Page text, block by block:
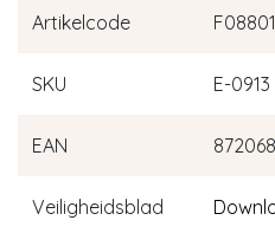
Artikelcode F08801
SKU E-0913
EAN
Veiligheidsblad